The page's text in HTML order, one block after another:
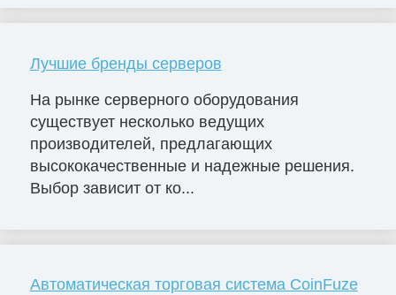
Лучшие бренды серверов
На рынке серверного оборудования
существует несколько ведущих
производителей, предлагающих
высококачественные и надежные решения.
Выбор зависит от ко...
Автоматическая торговая система CoinFuze